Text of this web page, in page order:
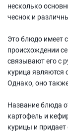
несколько
чеснок и
Это блюдо имеет
происхождении
связывают его с
курица являются
Однако, оно
Название блюда
картофель и
курицы и